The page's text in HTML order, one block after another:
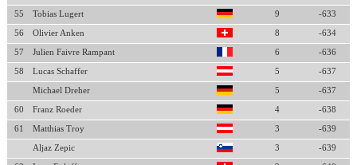
55 Tobias Lugert 9 -633
56 Olivier Anken 8 -634
57 Julien Faivre Rampant 6 -636
58 Lucas Schaffer 5 -637
Michael Dreher 5 -637
60 Franz Roeder 4 -638
61 Matthias Troy 3 -639
Aljaz Zepic 3 -639